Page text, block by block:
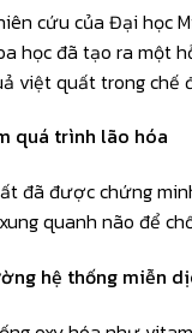
cứu của Đại học
học đã tạo ra một
việt quất trong chế
quá trình lão hóa
đã được chứng
quanh não để
hệ thống miễn